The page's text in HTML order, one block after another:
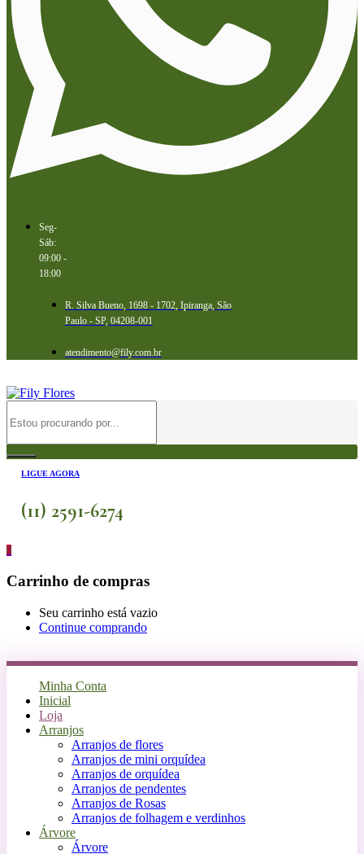
Seg-
Sáb:
09:00 -
18:00
R. Silva Bueno, 1698 - 1702, Ipiranga, São
Paulo - SP, 04208-001
atendimento@fily.com.br
LIGUE AGORA
(11) 2591-6274
0
Carrinho de compras
Seu carrinho está vazio
Continue comprando
Minha Conta
Inicial
Loja
Arranjos
Arranjos de flores
Arranjos de mini orquídea
Arranjos de orquídea
Arranjos de pendentes
Arranjos de Rosas
Arranjos de folhagem e verdinhos
Árvore
Árvore